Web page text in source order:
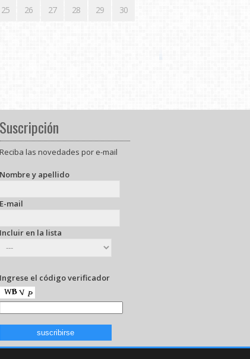
25 26 27 28 29 30
Suscripción
Reciba las novedades por e-mail
Nombre y apellido
E-mail
Incluir en la lista
Ingrese el código verificador